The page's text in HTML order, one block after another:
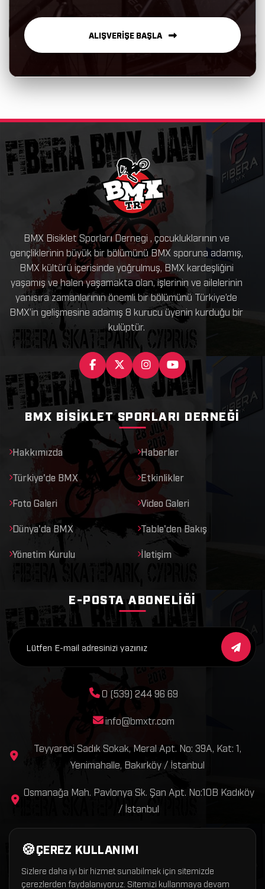
ALIŞVERİŞE BAŞLA
BMX Bisiklet Sporları Dernegi , çocukluklarının ve
gençliklerinin büyük bir bölümünü BMX sporuna adamış,
BMX kültürü içerisinde yoğrulmuş, BMX kardeşliğini
yaşamış ve halen yaşamakta olan, işlerinin ve ailelerinin
yanısıra zamanlarının önemli bir bölümünü Türkiye’de
BMX’in gelişmesine adamış 8 kurucu üyenin kurduğu bir
kulüptür.
BMX BISIKLET SPORLARI DERNEĞI
Hakkımızda Haberler
Türkiye'de BMX Etkinlikler
Foto Galeri Video Galeri
Dünya'da BMX Table'den Bakış
Yönetim Kurulu İletişim
E-POSTA ABONELIĞI
0 (539) 244 96 69
info@bmxtr.com
Teyyareci Sadık Sokak, Meral Apt. No: 39A, Kat: 1,
Yenimahalle, Bakırköy / İstanbul
Osmanağa Mah. Pavlonya Sk. Şan Apt. No:10B Kadıköy
/ İstanbul
Copyright © 2026 BmxTR – Tüm hakları saklıdır.
ÇEREZ KULLANIMI
Sizlere daha iyi bir hizmet sunabilmek için sitemizde
çerezlerden faydalanıyoruz. Sitemizi kullanmaya devam